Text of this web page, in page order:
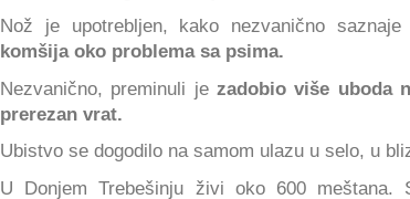
Nož je upotrebljen, kako nezvanično
komšija oko problema sa psima.
Nezvanično, preminuli je zadobio više uboda
prerezan vrat.
Ubistvo se dogodilo na samom ulazu u selo, u
U Donjem Trebešinju živi oko 600